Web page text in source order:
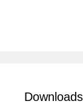
Downloads